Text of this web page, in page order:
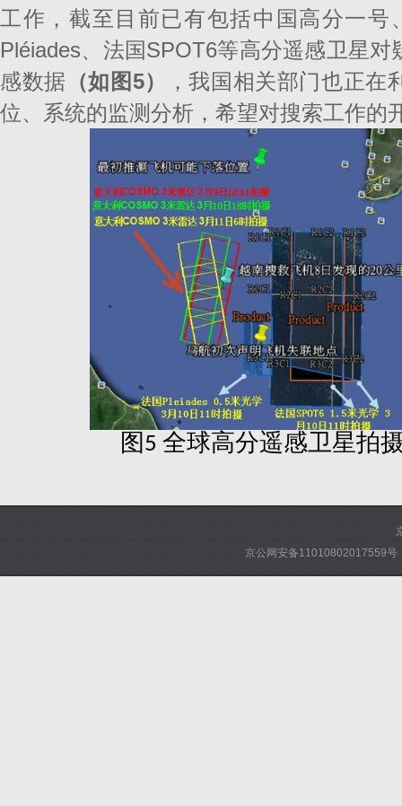
工作，截至目前已有包括中国高分一号
Pléiades、法国SPOT6等高分遥感卫星
感数据 （如图 5）
，我国相关部门也正
位、系统的监测分析，希望对搜索工作的
图5 全球高分遥感卫星拍
京公网安备11010802017559号